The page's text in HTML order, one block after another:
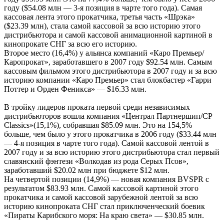
году ($54.08 млн — 3-я позиция в чарте того года). Самая
кассовая лента этого прокатчика, третья часть «Шрэка»
($23.39 млн), стала самой кассовой за всю историю этого
дистрибьютора и самой кассовой анимационной картиной в
кинопрокате СНГ за всю его историю.
Второе место (16,4%) у альянса компаний «Каро Премьер/
Каропрокат», заработавшего в 2007 году $92.54 млн. Самым
кассовым фильмом этого дистрибьютора в 2007 году и за всю
историю компании «Каро Премьер» стал блокбастер «Гарри
Поттер и Орден Феникса» — $16.33 млн.
В тройку лидеров проката первой среди независимых
дистрибьюторов вошла компания «Централ Партнершип/CP
Classics»(15,1%), собравшая $85.09 млн. Это на 154,5%
больше, чем было у этого прокатчика в 2006 году ($33.44 млн
— 4-я позиция в чарте того года). Самой кассовой лентой в
2007 году и за всю историю этого дистрибьютора стал первый
славянский фэнтези «Волкодав из рода Серых Псов»,
заработавший $20.02 млн при бюджете $12 млн.
На четвертой позиции (14,9%) — новая компания BVSPR c
результатом $83.93 млн. Самой кассовой картиной этого
прокатчика и самой кассовой зарубежной лентой за всю
историю кинопроката СНГ стал приключенческий боевик
«Пираты Карибского моря: На краю света» — $30.85 млн.